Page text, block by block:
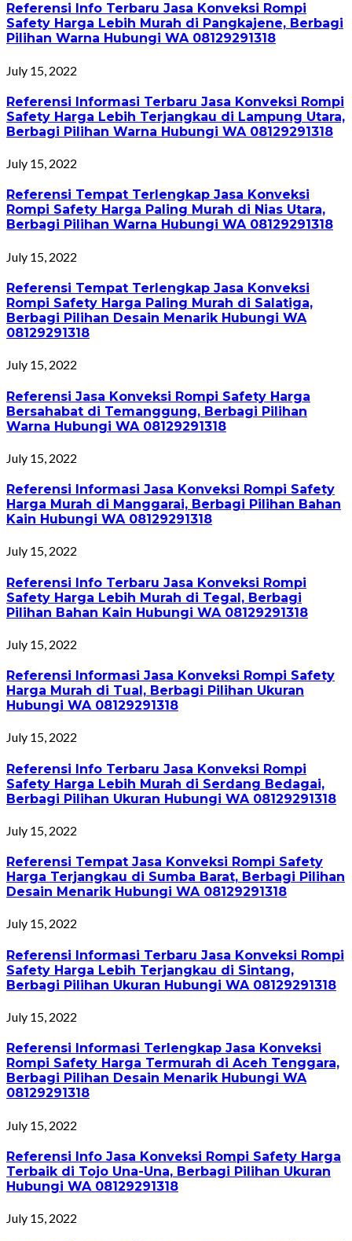
Referensi Info Terbaru Jasa Konveksi Rompi
Safety Harga Lebih Murah di Pangkajene, Berbagi
Pilihan Warna Hubungi WA 08129291318
July 15, 2022
Referensi Informasi Terbaru Jasa Konveksi Rompi
Safety Harga Lebih Terjangkau di Lampung Utara,
Berbagi Pilihan Warna Hubungi WA 08129291318
July 15, 2022
Referensi Tempat Terlengkap Jasa Konveksi
Rompi Safety Harga Paling Murah di Nias Utara,
Berbagi Pilihan Warna Hubungi WA 08129291318
July 15, 2022
Referensi Tempat Terlengkap Jasa Konveksi
Rompi Safety Harga Paling Murah di Salatiga,
Berbagi Pilihan Desain Menarik Hubungi WA
08129291318
July 15, 2022
Referensi Jasa Konveksi Rompi Safety Harga
Bersahabat di Temanggung, Berbagi Pilihan
Warna Hubungi WA 08129291318
July 15, 2022
Referensi Informasi Jasa Konveksi Rompi Safety
Harga Murah di Manggarai, Berbagi Pilihan Bahan
Kain Hubungi WA 08129291318
July 15, 2022
Referensi Info Terbaru Jasa Konveksi Rompi
Safety Harga Lebih Murah di Tegal, Berbagi
Pilihan Bahan Kain Hubungi WA 08129291318
July 15, 2022
Referensi Informasi Jasa Konveksi Rompi Safety
Harga Murah di Tual, Berbagi Pilihan Ukuran
Hubungi WA 08129291318
July 15, 2022
Referensi Info Terbaru Jasa Konveksi Rompi
Safety Harga Lebih Murah di Serdang Bedagai,
Berbagi Pilihan Ukuran Hubungi WA 08129291318
July 15, 2022
Referensi Tempat Jasa Konveksi Rompi Safety
Harga Terjangkau di Sumba Barat, Berbagi Pilihan
Desain Menarik Hubungi WA 08129291318
July 15, 2022
Referensi Informasi Terbaru Jasa Konveksi Rompi
Safety Harga Lebih Terjangkau di Sintang,
Berbagi Pilihan Ukuran Hubungi WA 08129291318
July 15, 2022
Referensi Informasi Terlengkap Jasa Konveksi
Rompi Safety Harga Termurah di Aceh Tenggara,
Berbagi Pilihan Desain Menarik Hubungi WA
08129291318
July 15, 2022
Referensi Info Jasa Konveksi Rompi Safety Harga
Terbaik di Tojo Una-Una, Berbagi Pilihan Ukuran
Hubungi WA 08129291318
July 15, 2022